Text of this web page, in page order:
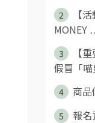
2
【
MONEY ⋯
3
【
假冒「
4 商
5
報